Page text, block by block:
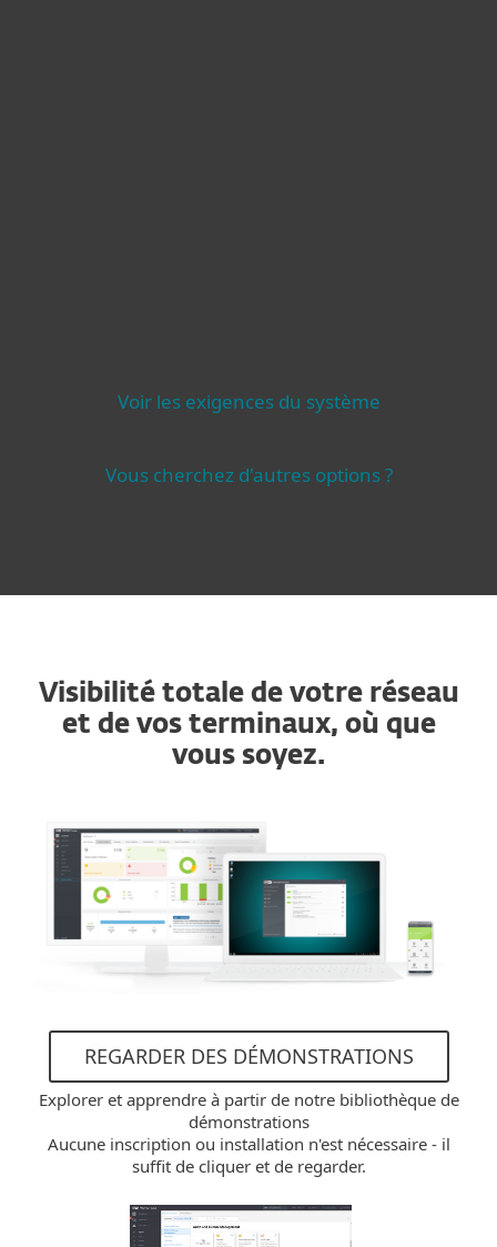
Voir les exigences du système
Vous cherchez d'autres options ?
Visibilité totale de votre réseau
et de vos terminaux, où que
vous soyez.
REGARDER DES DÉMONSTRATIONS
Explorer et apprendre à partir de notre bibliothèque de
démonstrations
Aucune inscription ou installation n'est nécessaire - il
suffit de cliquer et de regarder.